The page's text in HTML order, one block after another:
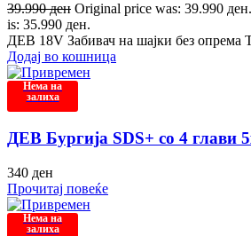
39.990ден Original price was: 39.990 ден.
is: 35.990 ден.
ДЕВ 18V Забивач на шајки без опрема
Додај во кошница
Нема на
залиха
ДЕВ Бургија SDS+ со 4 глави
340 ден
Прочитај повеќе
Нема на
залиха